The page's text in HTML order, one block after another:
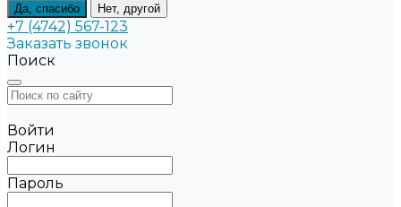
Да, спасибо Нет, другой
+7 (4742) 567-123
Заказать звонок
Поиск
Войти
Логин
Пароль